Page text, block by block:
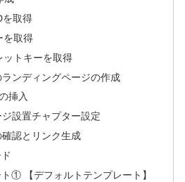
取得
取得
トキーを取得
ンディングページの作成
挿入
設置チャプター設定
認とリンク生成
① 【デフォルトテンプレート】